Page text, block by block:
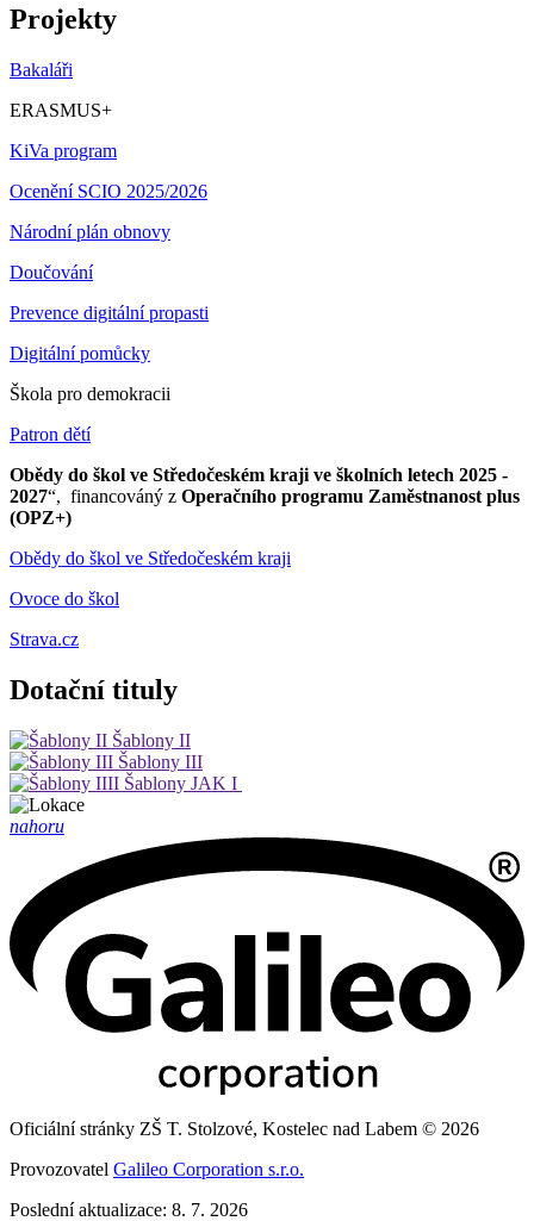
Projekty
Bakaláři
ERASMUS+
KiVa program
Ocenění SCIO 2025/2026
Národní plán obnovy
Doučování
Prevence digitální propasti
Digitální pomůcky
Škola pro demokracii
Patron dětí
Obědy do škol ve Středočeském kraji ve školních letech 2025 -
2027“, financováný z Operačního programu Zaměstnanost plus
(OPZ+)
Obědy do škol ve Středočeském kraji
Ovoce do škol
Strava.cz
Dotační tituly
Šablony II
Šablony III
Šablony JAK I
nahoru
Oficiální stránky ZŠ T. Stolzové, Kostelec nad Labem © 2026
Provozovatel Galileo Corporation s.r.o.
Poslední aktualizace: 8. 7. 2026